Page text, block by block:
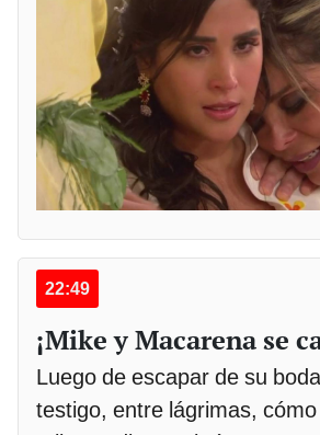
22:49
¡Mike y Macarena se
Luego de escapar de su
testigo, entre lágrimas,